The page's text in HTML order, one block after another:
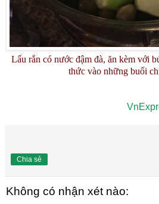
Lẩu rắn có nước đậm đà, ăn kèm với
thức vào những buổi
Chia sẻ
Không có nhận xét nào: